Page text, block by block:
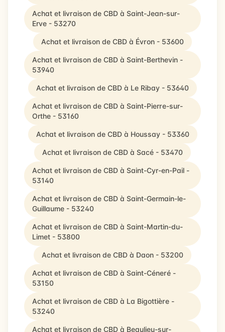
Achat et livraison de CBD à Saint-Jean-sur-
Erve - 53270
Achat et livraison de CBD à Évron - 53600
Achat et livraison de CBD à Saint-Berthevin -
53940
Achat et livraison de CBD à Le Ribay - 53640
Achat et livraison de CBD à Saint-Pierre-sur-
Orthe - 53160
Achat et livraison de CBD à Houssay - 53360
Achat et livraison de CBD à Sacé - 53470
Achat et livraison de CBD à Saint-Cyr-en-Pail -
53140
Achat et livraison de CBD à Saint-Germain-le-
Guillaume - 53240
Achat et livraison de CBD à Saint-Martin-du-
Limet - 53800
Achat et livraison de CBD à Daon - 53200
Achat et livraison de CBD à Saint-Céneré -
53150
Achat et livraison de CBD à La Bigottière -
53240
Achat et livraison de CBD à Beaulieu-sur-